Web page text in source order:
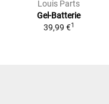
Louis Parts
Gel-Batterie
39,99 €1